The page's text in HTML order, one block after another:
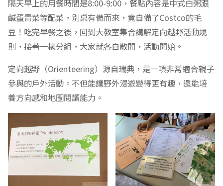
隔天早上的用餐時間是8:00-9:00，餐點內容是中式白粥跟
鹹蛋青菜等配菜，別桌有備而來，竟自備了Costco的毛
豆！吃完早餐之後，回到大教室集合講解定向越野活動規
則，接著一樣分組，大家就各自散開，活動開始。
定向越野（Orienteering）源自瑞典，是一項非常適合親子
參與的戶外活動。不但能讓野外漫遊變得更有趣，還能培
養方向感和地圖閱讀能力。